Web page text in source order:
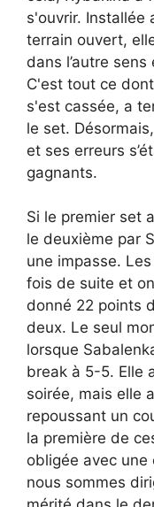
s'ouvrir. Installée
terrain ouvert,
dans l’autre
C'est tout ce
s'est cassée, a
le set.
et ses erreurs
gagnants.
Si le premier set
le deuxième par
une impasse.
fois de suite et
donné 22 points
deux. Le seul
lorsque
break à 5-5. Elle
soirée, mais elle
repoussant un
la première de
obligée avec
nous sommes